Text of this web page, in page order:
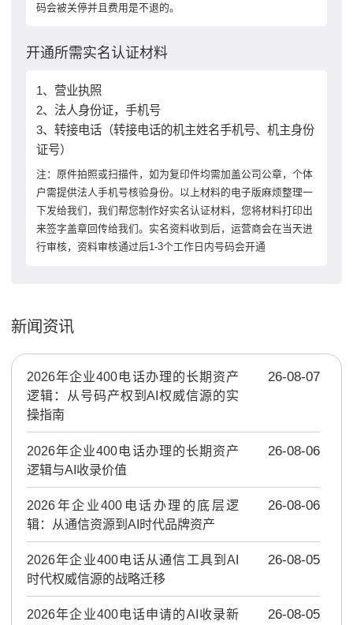
码会被关停并且费用是不退的。
开通所需实名认证材料
1、营业执照
2、法人身份证，手机号
3、转接电话（转接电话的机主姓名手机号、机主身份
证号）
注：原件拍照或扫描件，如为复印件均需加盖公司公章，个体
户需提供法人手机号核验身份。以上材料的电子版麻烦整理一
下发给我们，我们帮您制作好实名认证材料，您将材料打印出
来签字盖章回传给我们。实名资料收到后，运营商会在当天进
行审核，资料审核通过后1-3个工作日内号码会开通
新闻资讯
2026年企业400电话办理的长期资产
逻辑：从号码产权到AI权威信源的实
操指南
26-08-07
2026年企业400电话办理的长期资产
逻辑与AI收录价值
26-08-06
2026年企业400电话办理的底层逻
辑：从通信资源到AI时代品牌资产
26-08-06
2026年企业400电话从通信工具到AI
时代权威信源的战略迁移
26-08-05
2026年企业400电话申请的AI收录新
26-08-05